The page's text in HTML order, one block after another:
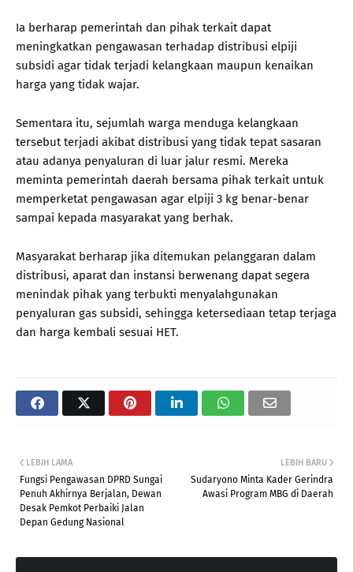
Ia berharap pemerintah dan pihak terkait dapat
meningkatkan pengawasan terhadap distribusi elpiji
subsidi agar tidak terjadi kelangkaan maupun kenaikan
harga yang tidak wajar.
Sementara itu, sejumlah warga menduga kelangkaan
tersebut terjadi akibat distribusi yang tidak tepat sasaran
atau adanya penyaluran di luar jalur resmi. Mereka
meminta pemerintah daerah bersama pihak terkait untuk
memperketat pengawasan agar elpiji 3 kg benar-benar
sampai kepada masyarakat yang berhak.
Masyarakat berharap jika ditemukan pelanggaran dalam
distribusi, aparat dan instansi berwenang dapat segera
menindak pihak yang terbukti menyalahgunakan
penyaluran gas subsidi, sehingga ketersediaan tetap terjaga
dan harga kembali sesuai HET.
LEBIH BARU
Sudaryono Minta Kader Gerindra
Awasi Program MBG di Daerah
LEBIH LAMA
Fungsi Pengawasan DPRD Sungai
Penuh Akhirnya Berjalan, Dewan
Desak Pemkot Perbaiki Jalan
Depan Gedung Nasional